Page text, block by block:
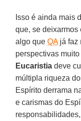
Isso é ainda mais
que, se deixarmos
algo queQAjá faz
perspectivas
Eucaristia deve
múltipla riqueza
Espírito derrama
e carismas do